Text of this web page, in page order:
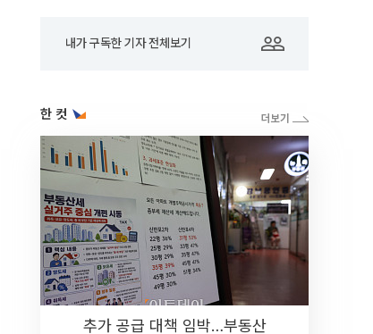
내가 구독한 기자 전체보기
한 컷
추가 공급 대책 임박…부동산